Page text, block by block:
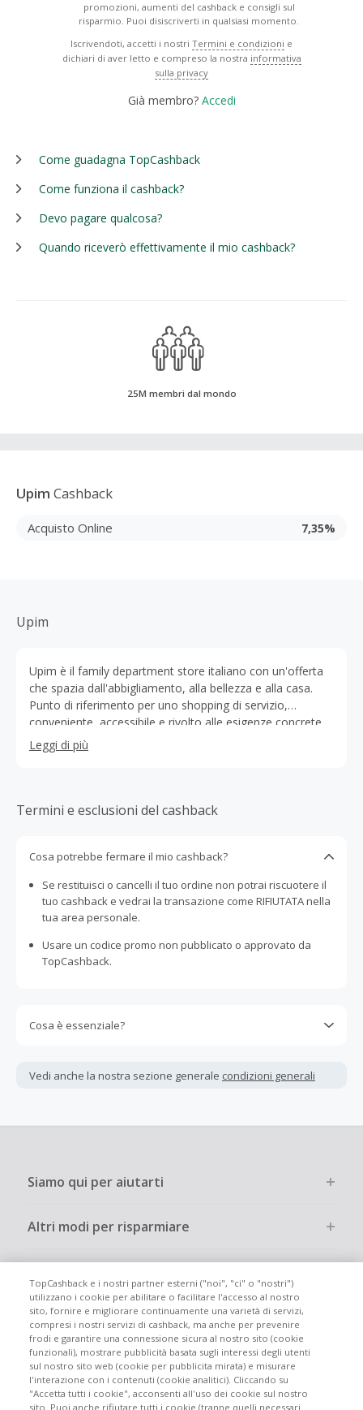
promozioni, aumenti del cashback e consigli sul
risparmio. Puoi disiscriverti in qualsiasi momento.
Iscrivendoti, accetti i nostri Termini e condizioni e
dichiari di aver letto e compreso la nostra informativa
sulla privacy
Già membro? Accedi
Come guadagna TopCashback
Come funziona il cashback?
Devo pagare qualcosa?
Quando riceverò effettivamente il mio cashback?
25M membri dal mondo
Upim Cashback
Acquisto Online 7,35%
Upim
Upim è il family department store italiano con un'offerta
che spazia dall'abbigliamento, alla bellezza e alla casa.
Punto di riferimento per uno shopping di servizio,
conveniente, accessibile e rivolto alle esigenze concrete
delle famiglie. Fondato nel 1928 a Verona, presente con
oltre 800 negozi in Italia e all'estero.
Leggi di più
Termini e esclusioni del cashback
Cosa potrebbe fermare il mio cashback?
Se restituisci o cancelli il tuo ordine non potrai riscuotere il
tuo cashback e vedrai la transazione come RIFIUTATA nella
tua area personale.
Usare un codice promo non pubblicato o approvato da
TopCashback.
Cosa è essenziale?
interamente online.
dall'acquisto. Pertanto, se noti che il tuo cashback è
Vedi anche la nostra sezione generale condizioni generali
Siamo qui per aiutarti
Altri modi per risparmiare
Partecipa
Info legali
TopCashback e i nostri partner esterni ("noi", "ci" o "nostri")
utilizzano i cookie per abilitare o facilitare l'accesso al nostro
sito, fornire e migliorare continuamente una varietà di servizi,
compresi i nostri servizi di cashback, ma anche per prevenire
frodi e garantire una connessione sicura al nostro sito (cookie
funzionali), mostrare pubblicità basata sugli interessi degli utenti
sul nostro sito web (cookie per pubblicita mirata) e misurare
l'interazione con i contenuti (cookie analitici). Cliccando su
"Accetta tutti i cookie", acconsenti all'uso dei cookie sul nostro
sito. Puoi anche rifiutare tutti i cookie (tranne quelli necessari